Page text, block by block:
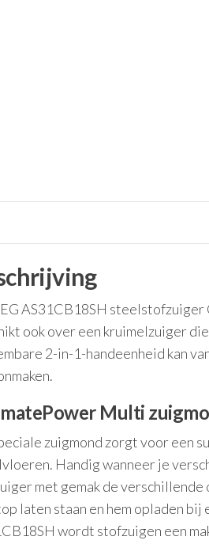
AS31CB18SH
ook over een kruimelzuiger
2-in-1-handeenheid kan
Multi
zuigmond zorgt voor een
Handig wanneer je
met gemak de verschillende
laten staan en hem opladen
wordt stofzuigen een